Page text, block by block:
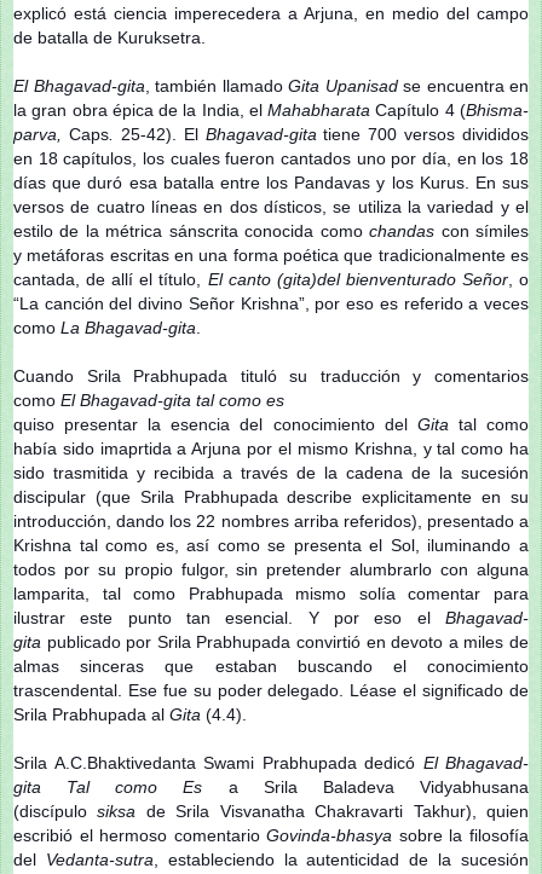
explicó está ciencia imperecedera a Arjuna, en medio del campo
de batalla de Kuruksetra.
El Bhagavad-gita , también llamado Gita Upanisadse encuentra en
la gran obra épica de la India, elMahabharata Capítulo 4 (Bhisma-
parva,
Caps. 25-42). El Bhagavad-gita tiene 700 versos divididos
en 18 capítulos, los cuales fueron cantados uno por día, en los 18
días que duró esa batalla entre los Pandavas y los Kurus. En sus
versos de cuatro líneas en dos dísticos, se utiliza la variedad y el
estilo de la métrica sánscrita conocida comochandas con símiles
y metáforas escritas en una forma poética que tradicionalmente es
cantada, de allí el título, El canto (gita)del bienventurado Señor, o
“La canción del divino Señor Krishna”, por eso es referido a veces
como La Bhagavad-gita
Cuando Srila Prabhupada tituló su traducción y comentarios
como El Bhagavad-gita tal como es
quiso presentar la esencia del conocimiento del Gita tal como
había sido imaprtida a Arjuna por el mismo Krishna, y tal como ha
sido trasmitida y recibida a través de la cadena de la sucesión
discipular (que Srila Prabhupada describe explicitamente en su
introducción, dando los 22 nombres arriba referidos), presentado a
Krishna tal como es, así como se presenta el Sol, iluminando a
todos por su propio fulgor, sin pretender alumbrarlo con alguna
lamparita, tal como Prabhupada mismo solía comentar para
ilustrar este punto tan esencial. Y por eso elBhagavad-
gita publicado por Srila Prabhupada convirtió en devoto a miles de
almas sinceras que estaban buscando el conocimiento
trascendental. Ese fue su poder delegado. Léase el significado de
Srila Prabhupada al Gita (4.4).
Srila A.C.Bhaktivedanta Swami Prabhupada dedicó El Bhagavad-
gita Tal como Es a Srila Baladeva Vidyabhusana
(discípulosiksa de Srila Visvanatha Chakravarti Takhur), quien
escribió el hermoso comentarioGovinda-bhasya sobre la filosofía
del Vedanta-sutra , estableciendo la autenticidad de la sucesión